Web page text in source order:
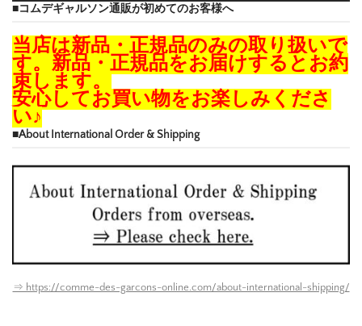
■コムデギャルソン通販が初めてのお客様へ
当店は新品・正規品のみの取り扱いで
す。新品・正規品をお届けするとお約
束します。
安心してお買い物をお楽しみくださ
い♪
■About International Order & Shipping
⇒ https://comme-des-garcons-online.com/about-international-shipping/